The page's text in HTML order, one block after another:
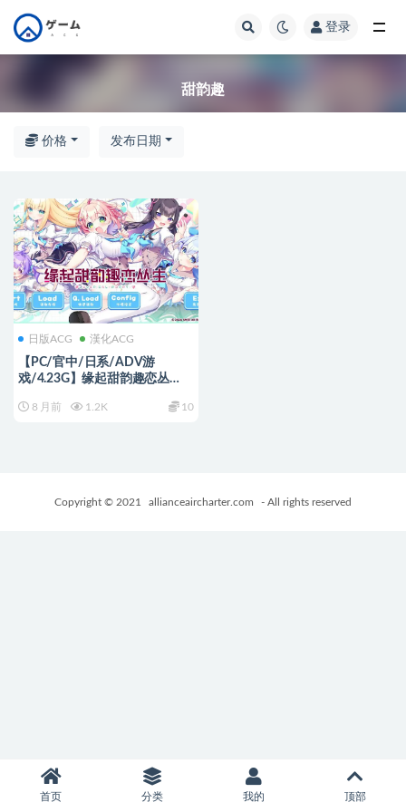
登录
甜韵趣
价格 发布日期
日版ACG 漢化ACG
【PC/官中/日系/ADV游
戏/4.23G】缘起甜韵趣恋丛
方中文完整版+日系ADV游戏
8 月前 1.2K 10
Copyright © 2021 allianceaircharter.com - All rights reserved
首页 分类 我的 顶部